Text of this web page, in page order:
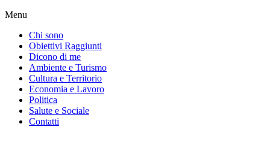
Menu
Chi sono
Obiettivi Raggiunti
Dicono di me
Ambiente e Turismo
Cultura e Territorio
Economia e Lavoro
Politica
Salute e Sociale
Contatti